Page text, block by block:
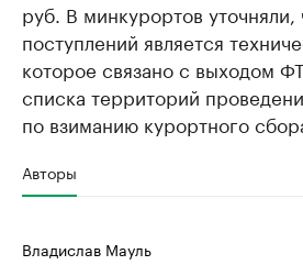
руб. В минкурортов
поступлений является
которое связано с выходом
списка территорий
по взиманию курортного
Авторы
Владислав Мауль